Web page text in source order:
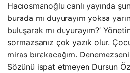
Hacıosmanoğlu canlı yayında
burada mı duyurayım yoksa
buluşarak mı duyurayım?’
sormazsanız çok yazık olur.
miras bırakacağım.
Sözünü ispat etmeyen Dursun